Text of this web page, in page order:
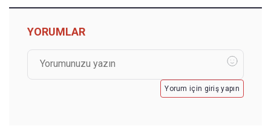
YORUMLAR
Yorum için giriş yapın